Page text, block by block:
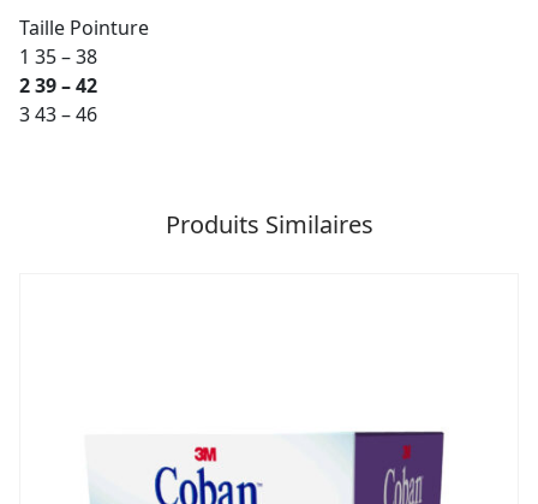
Taille Pointure
1 35 – 38
2 39 – 42
3 43 – 46
Produits Similaires